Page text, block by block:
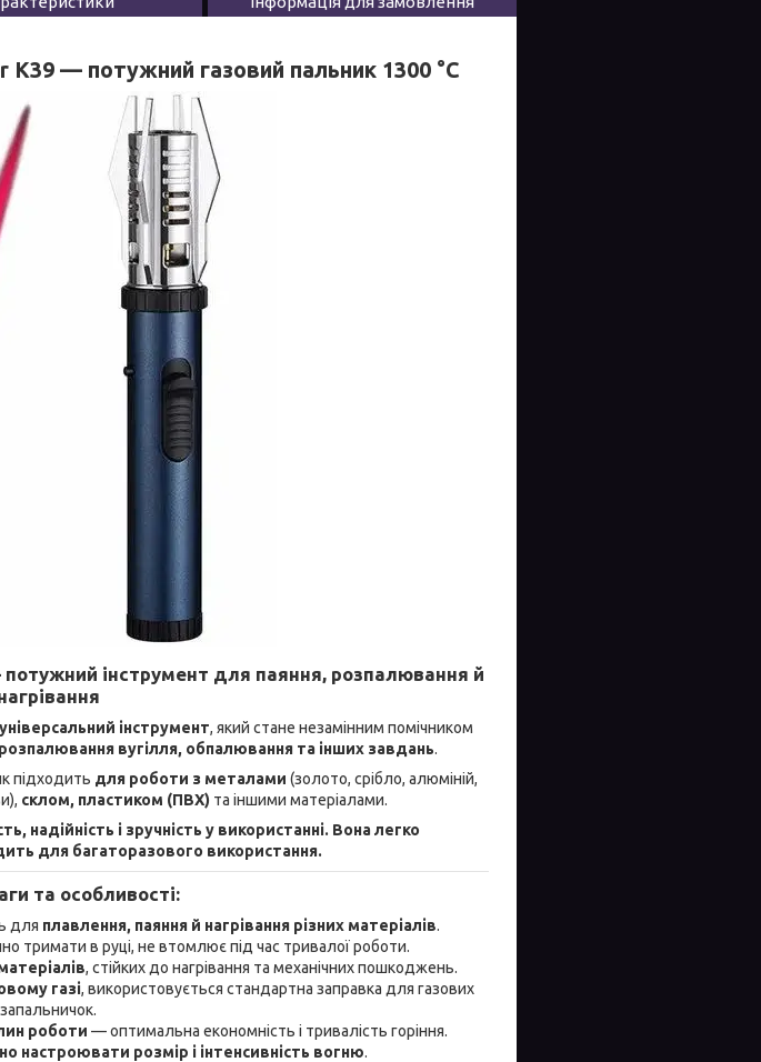
K39 — потужний газовий пальник 1300 °C
інструмент для паяння, розпалювання й
інструмент, який стане незамінним помічником
вугілля, обпалювання та інших завдань.
підходить для роботи з металами (золото, срібло, алюміній,
склом, пластиком (ПВХ) та іншими матеріалами.
надійність і зручність у використанні. Вона легко
для багаторазового використання.
та особливості:
для плавлення, паяння й нагрівання різних матеріалів.
тримати в руці, не втомлює під час тривалої роботи.
, стійких до нагрівання та механічних пошкоджень.
газі, використовується стандартна заправка для газових
запальничок.
роботи — оптимальна економність і тривалість горіння.
настроювати розмір і інтенсивність вогню.